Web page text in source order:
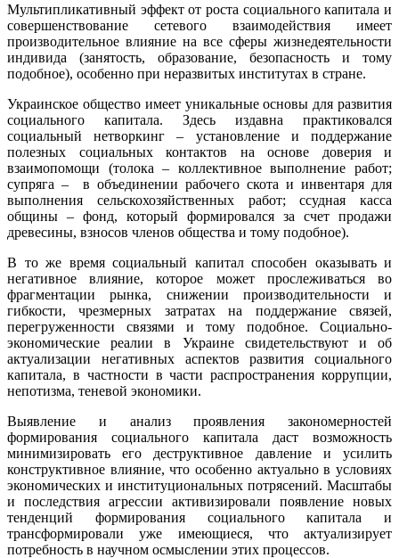
Мультипликативный эффект от роста социального капитала и
совершенствование сетевого взаимодействия имеет
производительное влияние на все сферы жизнедеятельности
индивида (занятость, образование, безопасность и тому
подобное), особенно при неразвитых институтах в стране.
Украинское общество имеет уникальные основы для развития
социального капитала. Здесь издавна практиковался
социальный нетворкинг – установление и поддержание
полезных социальных контактов на основе доверия и
взаимопомощи (толока – коллективное выполнение работ;
супряга – в объединении рабочего скота и инвентаря для
выполнения сельскохозяйственных работ; ссудная касса
общины – фонд, который формировался за счет продажи
древесины, взносов членов общества и тому подобное).
В то же время социальный капитал способен оказывать и
негативное влияние, которое может прослеживаться во
фрагментации рынка, снижении производительности и
гибкости, чрезмерных затратах на поддержание связей,
перегруженности связями и тому подобное. Социально-
экономические реалии в Украине свидетельствуют и об
актуализации негативных аспектов развития социального
капитала, в частности в части распространения коррупции,
непотизма, теневой экономики.
Выявление и анализ проявления закономерностей
формирования социального капитала даст возможность
минимизировать его деструктивное давление и усилить
конструктивное влияние, что особенно актуально в условиях
экономических и институциональных потрясений. Масштабы
и последствия агрессии активизировали появление новых
тенденций формирования социального капитала и
трансформировали уже имеющиеся, что актуализирует
потребность в научном осмыслении этих процессов.